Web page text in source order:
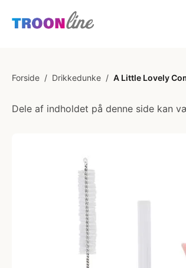
Forside / Drikkedunke / A Little Lovely
Dele af indholdet på denne side kan